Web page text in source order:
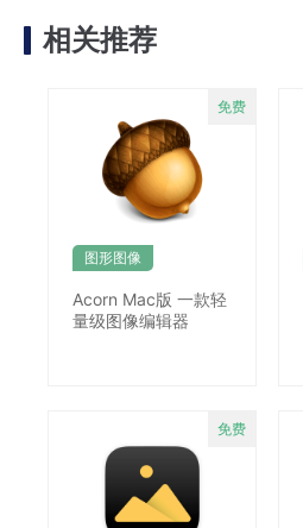
相关推荐
图形图像
Acorn Mac版 一款轻
量级图像编辑器